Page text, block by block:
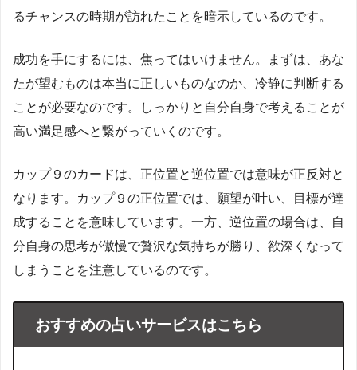
るチャンスの時期が訪れたことを暗示しているのです。
成功を手にするには、焦ってはいけません。まずは、あな
たが望むものは本当に正しいものなのか、冷静に判断する
ことが必要なのです。しっかりと自分自身で考えることが
高い満足感へと繋がっていくのです。
カップ９のカードは、正位置と逆位置では意味が正反対と
なります。カップ９の正位置では、願望が叶い、目標が達
成することを意味しています。一方、逆位置の場合は、自
分自身の思考が傲慢で贅沢な気持ちが勝り、欲深くなって
しまうことを注意しているのです。
おすすめの占いサービスはこちら